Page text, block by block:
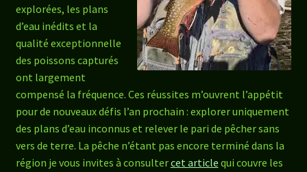
explorées, les plans
d’eau inédits et la
qualité exceptionnelle
des poissons capturés
ont largement
compensé la fréquence. Ces réussites m’ouvrent l’appétit
pour de nouveaux défis l’an prochain : explorer uniquement
des plans d’eau inconnus et relever le pari de pêcher sans
vers de terre. La pêche n’étant pas encore terminé dans la
région je vous invites à consultercet article qui couvre les